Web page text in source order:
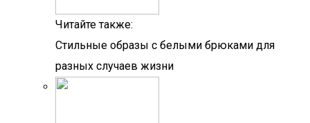
Читайте также:
Стильные образы с белыми брюками для
разных случаев жизни